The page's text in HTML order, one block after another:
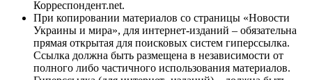
Корреспондент.net.
При копировании материалов со страницы «Новости
Украины и мира», для интернет-изданий – обязательна
прямая открытая для поисковых систем гиперссылка.
Ссылка должна быть размещена в независимости от
полного либо частичного использования материалов.